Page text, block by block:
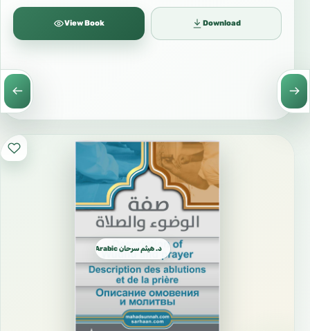
View Book Download
د. هيثم سرحان Arabic العربية